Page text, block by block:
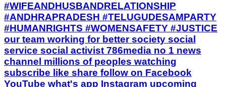
#WIFEANDHUSBANDRELATIONSHIP
#ANDHRAPRADESH #TELUGUDESAMPARTY
#HUMANRIGHTS #WOMENSAFETY #JUSTICE
our team working for better society social
service social activist 786media no 1 news
channel millions of peoples watching
subscribe like share follow on Facebook
YouTube what's app Instagram upcoming